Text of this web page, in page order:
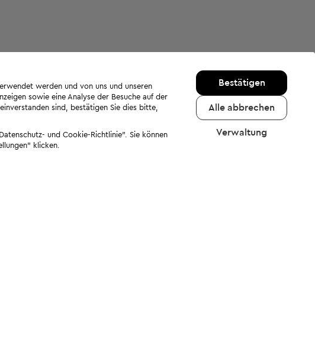
werden und von uns und unseren
sowie eine Analyse der Besuche auf der
sind, bestätigen Sie dies bitte,
und Cookie-Richtlinie". Sie können
klicken.
Bestätigen
Alle abbrechen
Verwaltung